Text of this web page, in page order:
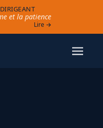
et la patience
Lire →